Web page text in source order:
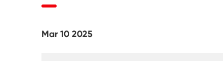
Mar 10 2025